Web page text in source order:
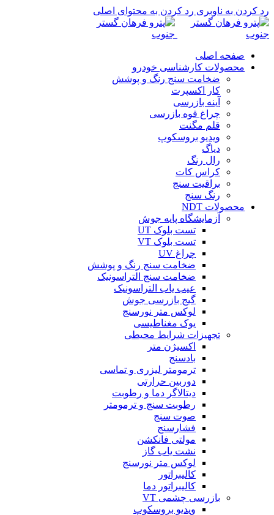
رد کردن به ناوبری رد کردن به محتوای اصلی
صفحه اصلی
محصولات کارشناسی خودرو
ضخامت سنج رنگ و پوشش
کار اکسپرت
آینه بازرسی
چراغ قوه بازرسی
قلم مگنت
ویدیو بروسکوپ
دیاگ
رال رنگ
کراس کات
براقیت سنج
رنگ سنج
محصولات NDT
آزمایشگاه پایه جوش
تست بلوک UT
تست بلوک VT
چراغ UV
ضخامت سنج رنگ و پوشش
ضخامت سنج التراسونیک
عیب یاب التراسونیک
گیج بازرسی جوش
لوکس متر نورسنج
یوک مغناطیسی
تجهیزات شرایط محیطی
اکسیژن متر
بادسنج
ترمومتر لیزری و تماسی
دوربین حرارتی
دیتالاگر دما و رطوبت
رطوبت سنج و ترمومتر
صوت سنج
فشارسنج
مولتی فانکشن
نشت یاب گاز
لوکس متر نورسنج
کالیبراتور
کالیبراتور دما
بازرسی چشمی VT
ویدیو بروسکوپ